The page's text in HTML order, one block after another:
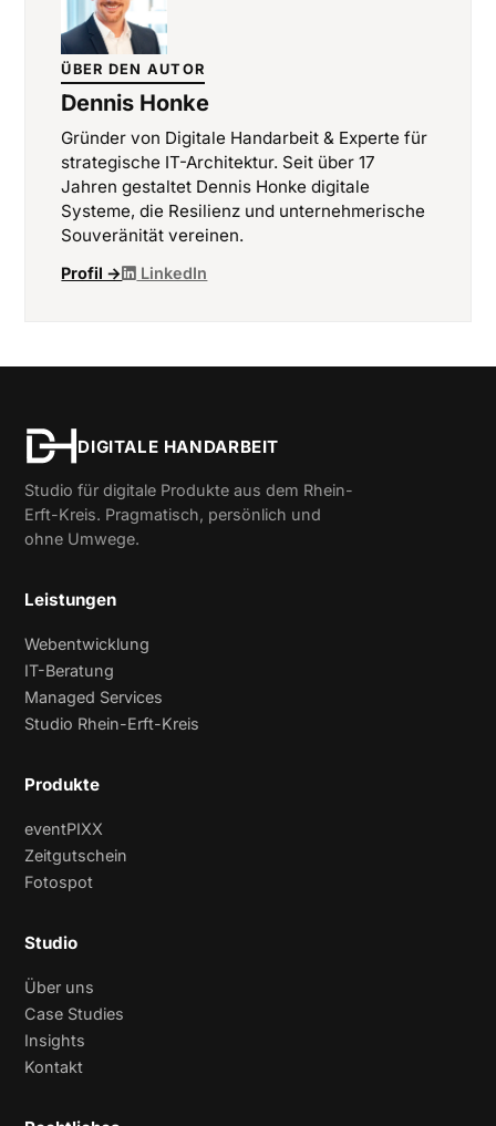
ÜBER DEN AUTOR
Dennis Honke
Gründer von Digitale Handarbeit & Experte für
strategische IT-Architektur. Seit über 17
Jahren gestaltet Dennis Honke digitale
Systeme, die Resilienz und unternehmerische
Souveränität vereinen.
Profil → LinkedIn
DIGITALE HANDARBEIT
Studio für digitale Produkte aus dem Rhein-
Erft-Kreis. Pragmatisch, persönlich und
ohne Umwege.
Leistungen
Webentwicklung
IT-Beratung
Managed Services
Studio Rhein-Erft-Kreis
Produkte
eventPIXX
Zeitgutschein
Fotospot
Studio
Über uns
Case Studies
Insights
Kontakt